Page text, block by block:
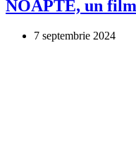
NOAPTE, un
7 septembrie 2024